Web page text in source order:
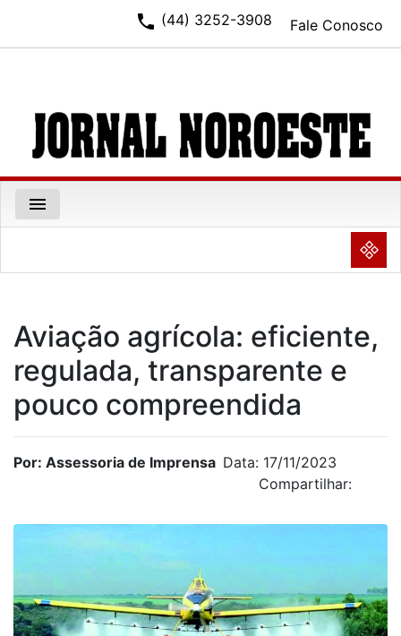
Fale Conosco
phone (44) 3252-3908
menu
NULL
Aviação agrícola: eficiente,
regulada, transparente e
pouco compreendida
Por: Assessoria de Imprensa Data: 17/11/2023
Compartilhar: